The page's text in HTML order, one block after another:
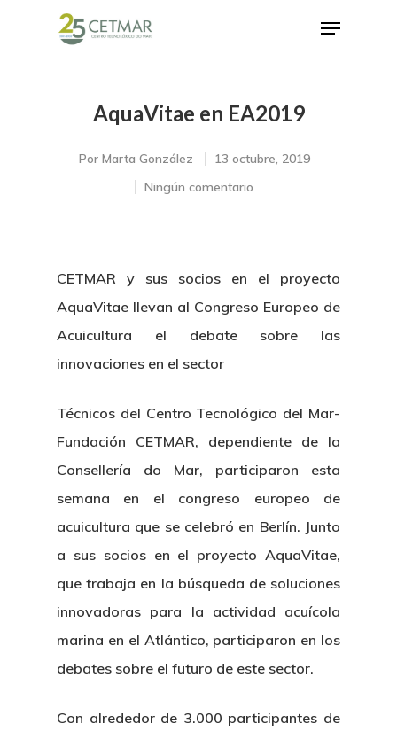
Hit enter to search or ESC to close
AquaVitae en EA2019
Por Marta González
13 octubre, 2019
Ningún comentario
CETMAR y sus socios en el proyecto
AquaVitae llevan al Congreso Europeo de
Acuicultura el debate sobre las
innovaciones en el sector
Técnicos del Centro Tecnológico del Mar-
Fundación CETMAR, dependiente de la
Consellería do Mar, participaron esta
semana en el congreso europeo de
acuicultura que se celebró en Berlín. Junto
a sus socios en el proyecto AquaVitae,
que trabaja en la búsqueda de soluciones
innovadoras para la actividad acuícola
marina en el Atlántico, participaron en los
debates sobre el futuro de este sector.
Con alrededor de 3.000 participantes de